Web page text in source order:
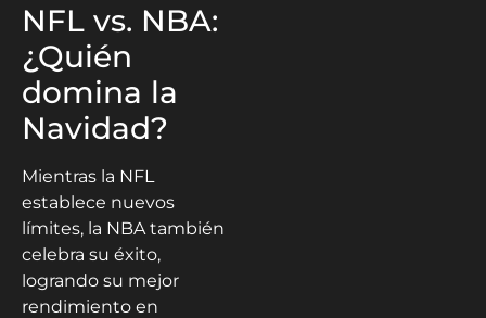
NFL vs. NBA:
¿Quién
domina la
Navidad?
Mientras la NFL
establece nuevos
límites, la NBA también
celebra su éxito,
logrando su mejor
rendimiento en